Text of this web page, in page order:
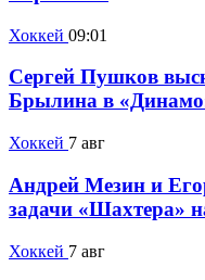
Хоккей 09:01
Сергей Пушков
Брылина в
Хоккей 7 авг
Андрей Мезин и
задачи «Шахтера»
Хоккей 7 авг